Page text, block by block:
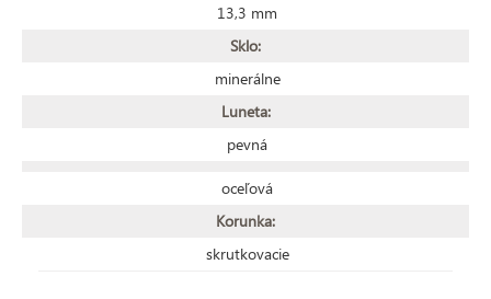
13,3 mm
Sklo:
minerálne
Luneta:
pevná
oceľová
Korunka:
skrutkovacie